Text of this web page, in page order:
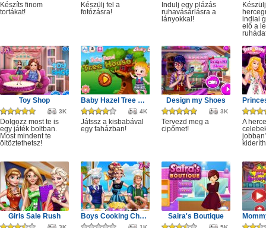
Készíts finom
tortákat!
Készülj fel a
fotózásra!
Indulj egy plázás
ruhavásárlásra a
lányokkal!
indiai
elő a
Toy Shop
3K
Dolgozz most te is
egy játék boltban.
Most mindent te
öltöztethetsz!
Baby Hazel Tree House
4K
Játssz a kisbabával
egy faházban!
Design my Shoes
3K
Tervezd meg a
cipőmet!
A
Girls Sale Rush Boys Cooking Challenge Saira's Boutique